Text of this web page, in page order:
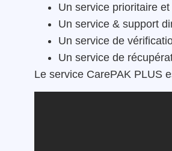
Un service prioritaire
Un service & support
Un service de
Un service de
Le service CarePAK PLUS